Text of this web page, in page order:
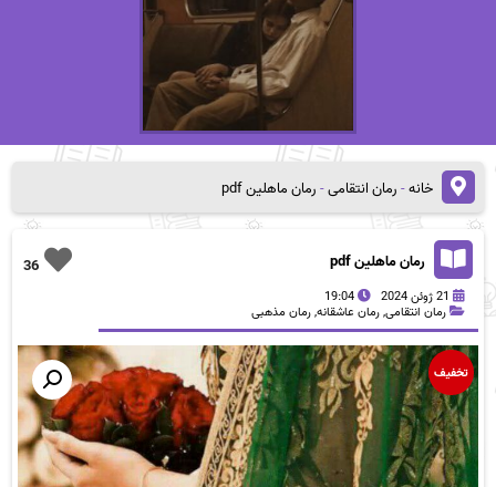
خانه-رمان انتقامی-رمان ماهلین pdf
36 رمان ماهلین pdf
21 ژوئن 2024 19:04
رمان انتقامی,رمان عاشقانه,رمان مذهبی
تخفیف